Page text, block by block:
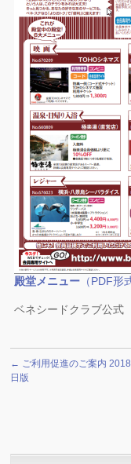
殿堂メニュー （PDF形
ベネシードクラブ公式
← ご利用促進のご案内
日版